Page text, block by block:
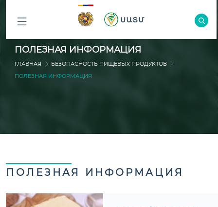
ԲՈԼՈՐ
ԲԱԺԻՆՆԵՐԸ
ПОЛЕЗНАЯ ИНФОРМАЦИЯ
ГЛАВНАЯ
БЕЗОПАСНОСТЬ ПИЩЕВЫХ ПРОДУКТОВ
ПОЛЕЗНАЯ ИНФОРМАЦИЯ
ПОЛЕЗНАЯ ИНФОРМАЦИЯ